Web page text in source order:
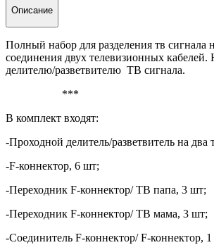
Описание
Полный набор для разделения тв сигнала
соединения двух телевизионных
делителю/разветвителю ТВ сигнала.
***
В комплект входят:
-Проходной делитель/разветвитель на два
-F-коннектор, 6 шт;
-Переходник F-коннектор/ ТВ папа, 3 шт;
-Переходник F-коннектор/ ТВ мама, 3 шт;
-Соединитель F-коннектор/ F-коннектор,